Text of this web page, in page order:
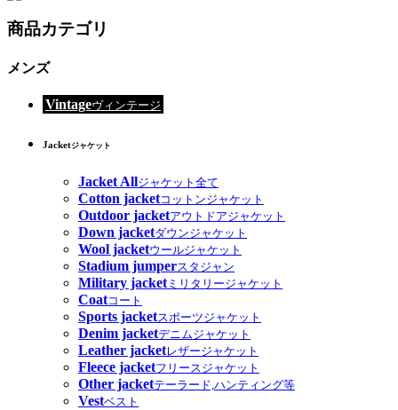
商品カテゴリ
メンズ
Vintageヴィンテージ
Jacketジャケット
Jacket Allジャケット全て
Cotton jacketコットンジャケット
Outdoor jacketアウトドアジャケット
Down jacketダウンジャケット
Wool jacketウールジャケット
Stadium jumperスタジャン
Military jacketミリタリージャケット
Coatコート
Sports jacketスポーツジャケット
Denim jacketデニムジャケット
Leather jacketレザージャケット
Fleece jacketフリースジャケット
Other jacketテーラード,ハンティング等
Vestベスト